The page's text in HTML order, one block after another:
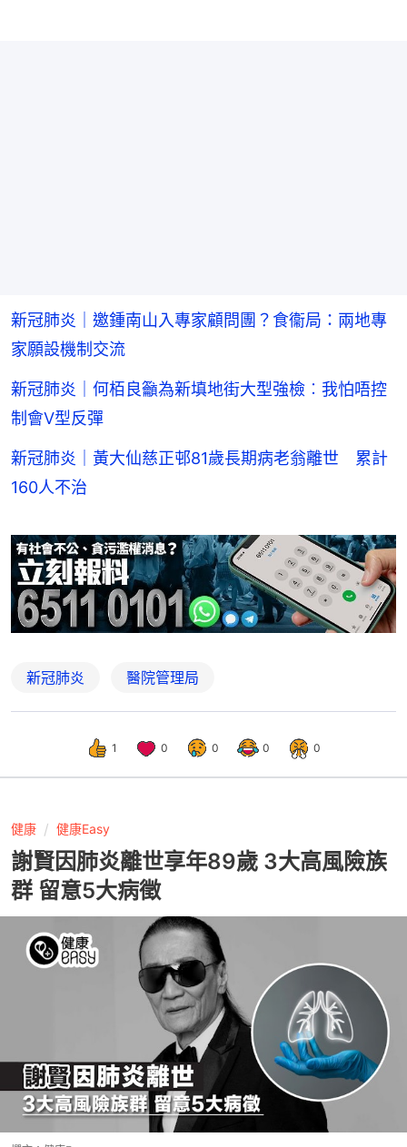
新冠肺炎｜邀鍾南山入專家顧問團？食衞局：兩地專
家願設機制交流
新冠肺炎｜何栢良籲為新填地街大型強檢︰我怕唔控
制會V型反彈
新冠肺炎｜黃大仙慈正邨81歲長期病老翁離世 累計
160人不治
新冠肺炎 醫院管理局
1 0 0 0 0
健康 健康Easy
謝賢因肺炎離世享年89歲 3大高風險族
群 留意5大病徵